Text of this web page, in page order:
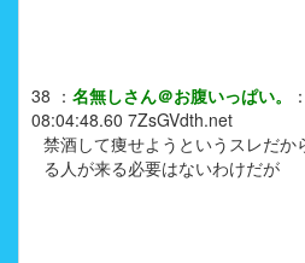
38 ： 名無しさん＠お腹いっぱい。 ：
08:04:48.60 7ZsGVdth.net
禁酒して痩せようというスレだか
る人が来る必要はないわけだが